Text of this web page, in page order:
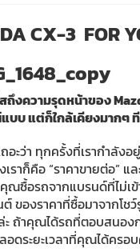
CX-3 FOR
ถึงความรุดหน้าของ
บ แต่ก็ใกล้เคียงมากๆ
อะว่า ทุกครั้งที่เรากำลัง
เราก็คือ “ราคาขายต่อ”
คุณซื้อรถจากแบรนด์ที่ไม่
ต์ ของราคาที่ซื้อมาจากโช
ะ ถ้าคุณได้รถที่ตอบสนอง
ดระยะเวลาที่คุณได้ครอ